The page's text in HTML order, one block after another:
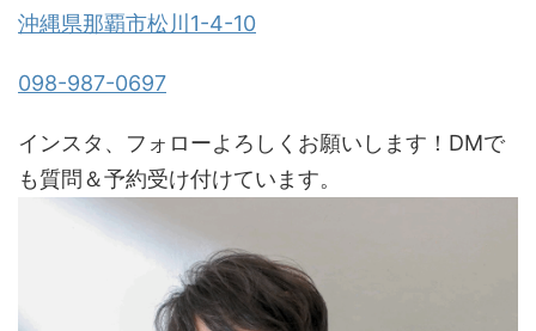
沖縄県那覇市松川1-4-10
098-987-0697
インスタ、フォローよろしくお願いします！DMで
も質問＆予約受け付けています。